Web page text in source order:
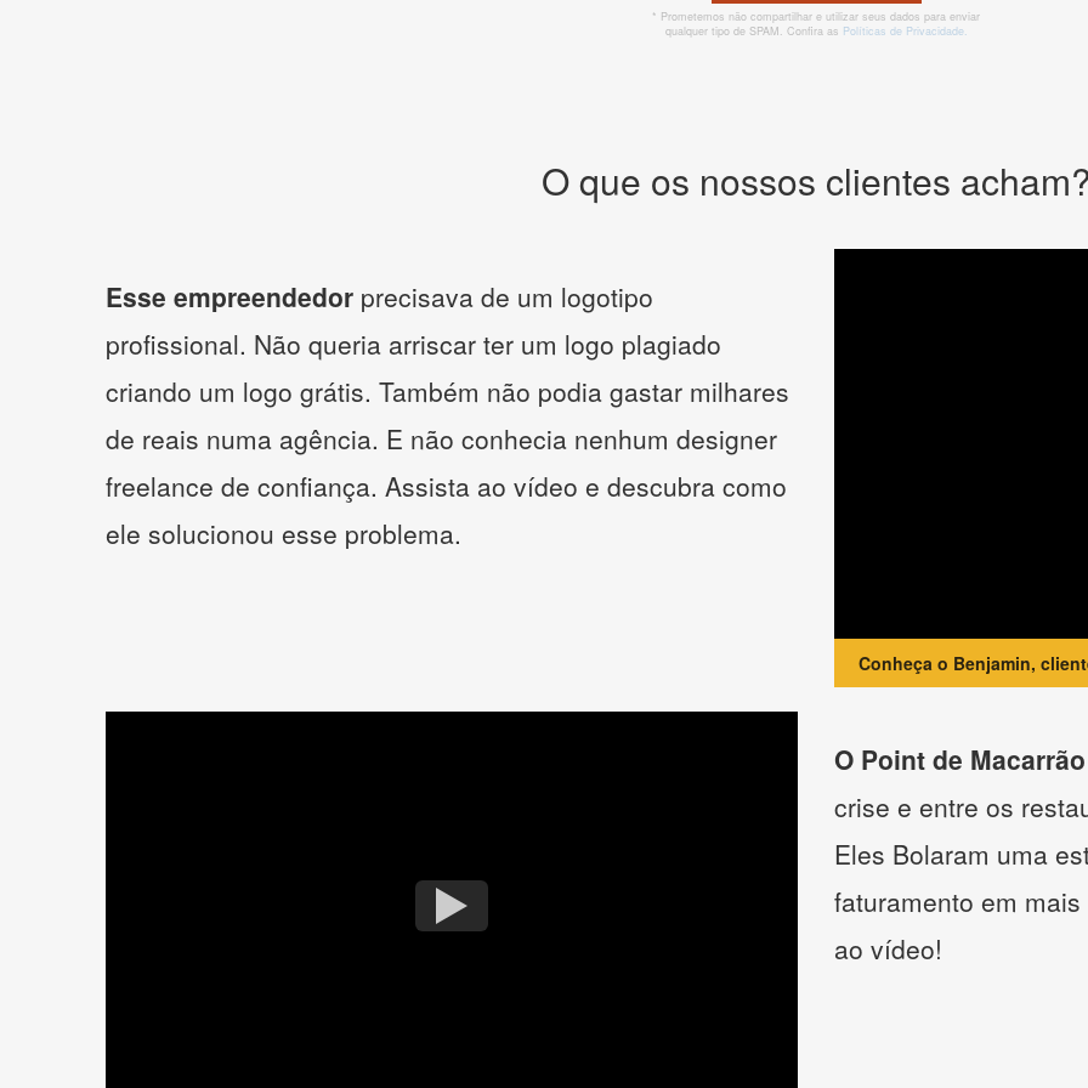
* Prometemos não compartilhar e utilizar seus dados para enviar
qualquer tipo de SPAM. Confira as Políticas de Privacidade.
O que os nossos clientes
Esse empreendedor precisava de um logotipo
profissional. Não queria arriscar ter um logo plagiado
criando um logo grátis. Também não podia gastar milhares
de reais numa agência. E não conhecia nenhum designer
freelance de confiança. Assista ao vídeo e descubra como
ele solucionou esse problema.
Conheça o Benjamin,
O Point de Macarrão
crise e entre os
Eles Bolaram uma
faturamento em
ao vídeo!